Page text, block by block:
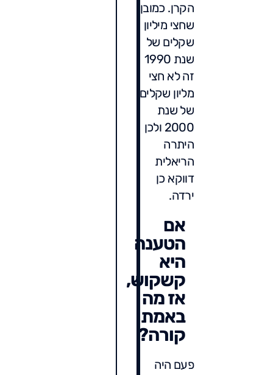
הקרן. כמובן
שחצי מיליון
שקלים של
שנת 1990
זה לא חצי
מליון שקלים
של שנת
2000 ולכן
היתרה
הריאלית
דווקא כן
ירדה.
אם
הטענה
היא
קשקוש,
אז מה
באמת
קורה?
פעם היה